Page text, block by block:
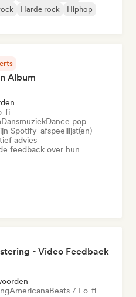
Harde rock
Hiphop
Album
fi
DansmuziekDance pop
Spotify-afspeellijst(en)
advies
feedback over hun
- Video Feedback
AmericanaBeats / Lo-fi